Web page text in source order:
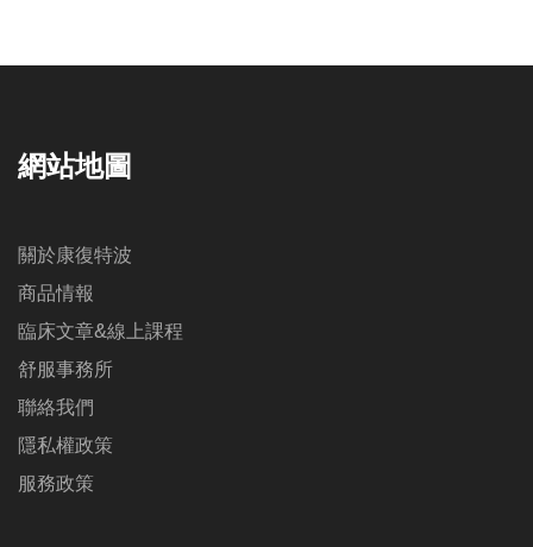
網站地圖
關於康復特波
商品情報
臨床文章&線上課程
舒服事務所
聯絡我們
隱私權政策
服務政策